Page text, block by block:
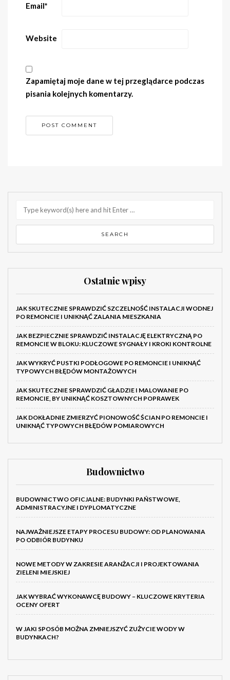
Email*
Website
Zapamiętaj moje dane w tej przeglądarce podczas
pisania kolejnych komentarzy.
Ostatnie wpisy
JAK SKUTECZNIE SPRAWDZIĆ SZCZELNOŚĆ INSTALACJI WODNEJ
PO REMONCIE I UNIKNĄĆ ZALANIA MIESZKANIA
JAK BEZPIECZNIE SPRAWDZIĆ INSTALACJĘ ELEKTRYCZNĄ PO
REMONCIE W BLOKU: KLUCZOWE SYGNAŁY I KROKI KONTROLNE
JAK WYKRYĆ PUSTKI PODŁOGOWE PO REMONCIE I UNIKNĄĆ
TYPOWYCH BŁĘDÓW MONTAŻOWYCH
JAK SKUTECZNIE SPRAWDZIĆ GŁADZIE I MALOWANIE PO
REMONCIE, BY UNIKNĄĆ KOSZTOWNYCH POPRAWEK
JAK DOKŁADNIE ZMIERZYĆ PIONOWOŚĆ ŚCIAN PO REMONCIE I
UNIKNĄĆ TYPOWYCH BŁĘDÓW POMIAROWYCH
Budownictwo
BUDOWNICTWO OFICJALNE: BUDYNKI PAŃSTWOWE,
ADMINISTRACYJNE I DYPLOMATYCZNE
NAJWAŻNIEJSZE ETAPY PROCESU BUDOWY: OD PLANOWANIA
PO ODBIÓR BUDYNKU
NOWE METODY W ZAKRESIE ARANŻACJI I PROJEKTOWANIA
ZIELENI MIEJSKIEJ
JAK WYBRAĆ WYKONAWCĘ BUDOWY – KLUCZOWE KRYTERIA
OCENY OFERT
W JAKI SPOSÓB MOŻNA ZMNIEJSZYĆ ZUŻYCIE WODY W
BUDYNKACH?